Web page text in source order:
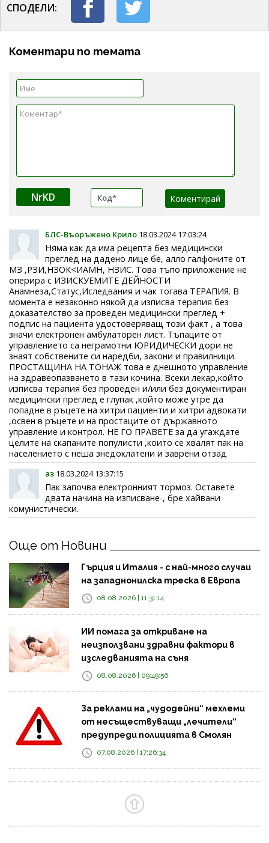
СПОДЕЛИ:
Коментари по темата
NrKD
БЛС-Въоръжено Крило 18.03.2024 17:03:24
Няма как да има рецепта без медицински
преглед на дадено лице бе, алло галфоните от
МЗ ,РЗИ,НЗОК<ИАМН, НЗИС. Това тъпо приложение не
оперира с ИЗИСКУЕМИТЕ ДЕЙНОСТИ
Анамнеза,Статус,Иследвания и чак тогава ТЕРАПИЯ. В
момента е незаконно някой да изписва терапия без
доказателство за проведен медицински преглед +
подпис на пациента удостоверяващ този факт , а това
значи електронен амбулаторен лист. Тъпаците от
управлението са неграмотни ЮРИДИЧЕСКИ дори не
знаят собствените си наредби, закони и правилници.
ПРОСТАЩИНА НА ТОНАЖ това е днешното управление
на здравеопазването в тази кочина. Всеки лекар,който
изписва терапия без проведен и/или без документиран
медицински преглед е глупак ,който може утре да
попадне в ръцете на хитри пациенти и хитри адвокати
,освен в ръцете и на простаците от държавното
управление и контрол. НЕ ГО ПРАВЕТЕ за да угаждате
целите на скапаните популисти ,които се хвалят пак на
населението с неша знедоклатени и заврени отзад
аз 18.03.2024 13:37:15
Пак започва електронният тормоз. Оставете
двата начина на изписване-, бре хайвани
комунистически.
Още от Новини
Гърция и Италия - с най-много случаи
на западнонилска треска в Европа
08.08.2026 | 11:31:14
ИИ помага за откриване на
неизползвани здравни фактори в
изследванията на съня
08.08.2026 | 09:49:56
За реклами на „чудодейни“ мехлеми
от несъществуващи „лечители“
предупреди полицията в Смолян
07.08.2026 | 17:26:34